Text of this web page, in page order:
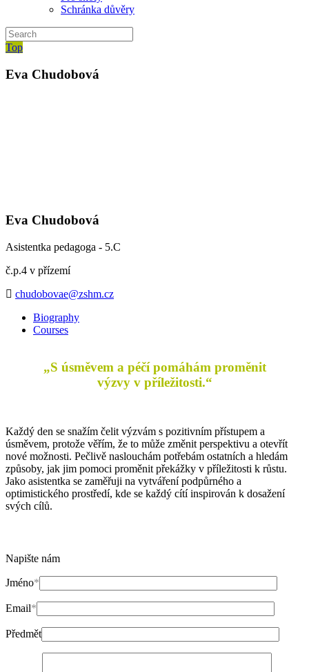
Schránka důvěry
Top
Eva Chudobová
Eva Chudobová
Asistentka pedagoga - 5.C
č.p.4 v přízemí
chudobovae@zshm.cz
Biography
Courses
„S úsměvem a péčí pomáhám proměnit
výzvy v příležitosti.“
Každý den se snažím čelit výzvám s pozitivním přístupem a
úsměvem, protože věřím, že to může změnit perspektivu a otevřít
nové možnosti. Pečlivě naslouchám potřebám ostatních a hledám
způsoby, jak jim pomoci proměnit překážky v příležitosti k růstu.
Jako asistentka se zaměřuji na vytváření podpůrného a
optimistického prostředí, kde se každý cítí inspirován k dosažení
svých cílů.
Napište nám
Jméno*
Email*
Předmět